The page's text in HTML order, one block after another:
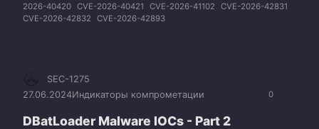
2026-40420 CVE-2026-40421 CVE-2026-41102
CVE-2026-42831
CVE-2026-42832
CVE-2026-42893
0
SEC-1275
27.06.2024Индикаторы компрометации
DBatLoader Malware IOCs - Part 2